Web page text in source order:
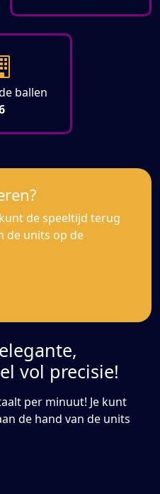
ballen
vol precisie!
per minuut! Je kunt
de hand van de units
de speeltijd terug
de units op de